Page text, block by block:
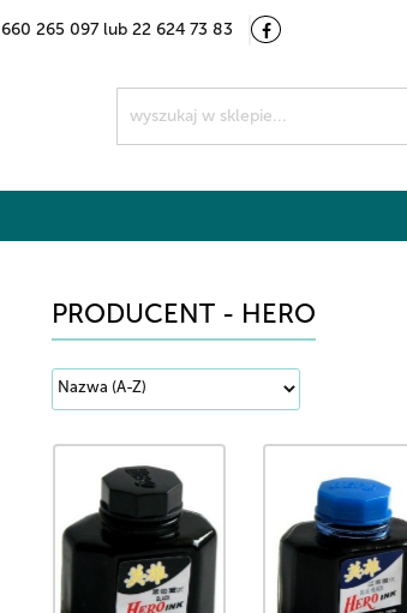
660 265 097 lub 22 624 73 83
Kategorie
PRODUCENT - HERO